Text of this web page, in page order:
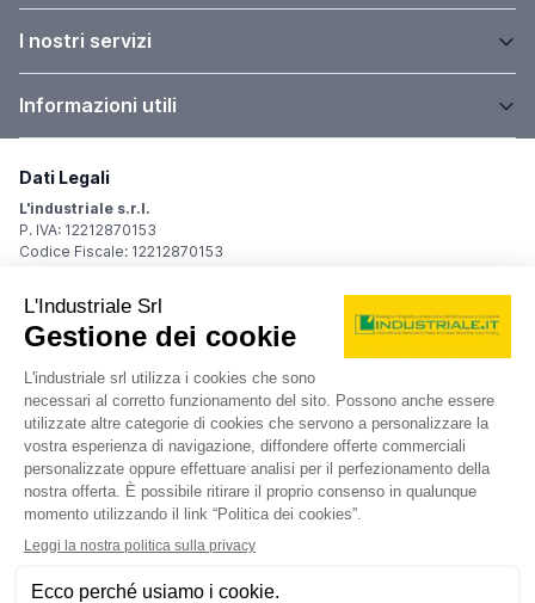
I nostri servizi
Informazioni utili
Dati Legali
L'industriale s.r.l.
P. IVA: 12212870153
Codice Fiscale: 12212870153
Sede Legale
Via Carlo Dolci, 32
20148 Milano (MI)
Italy
Registro Imprese
Iscrizione R.I.: 12212870153
REA: MI-1539011
Capitale sociale: Euro 10.400,00 i.v.
Contatti
info@industriale.it